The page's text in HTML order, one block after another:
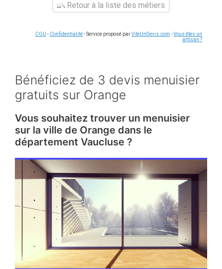
Retour à la liste des métiers
CGU - Confidentialité- Service proposé parViteUnDevis.com -Vous êtes un
artisan ?
Bénéficiez de 3 devis menuisier
gratuits sur Orange
Vous souhaitez trouver un menuisier
sur la ville de Orange dans le
département Vaucluse ?